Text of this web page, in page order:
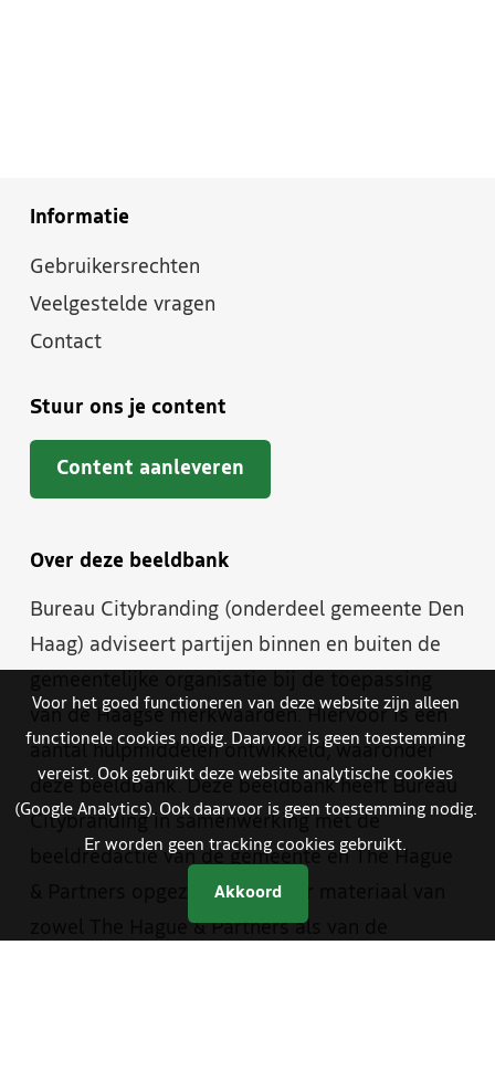
Informatie
Gebruikersrechten
Veelgestelde vragen
Contact
Stuur ons je content
Content aanleveren
Over deze beeldbank
Bureau Citybranding (onderdeel gemeente Den
Haag) adviseert partijen binnen en buiten de
van de Haagse merkwaarden. Hiervoor is een
aantal hulpmiddelen ontwikkeld, waaronder
deze beeldbank. Deze beeldbank heeft Bureau
Citybranding in samenwerking met de
beeldredactie van de gemeente en The Hague
& Partners opgezet. Je vindt er materiaal van
zowel The Hague & Partners als van de
Voor het goed functioneren van deze website zijn alleen
functionele cookies nodig. Daarvoor is geen toestemming
vereist. Ook gebruikt deze website analytische cookies
(Google Analytics). Ook daarvoor is geen toestemming nodig.
Er worden geen tracking cookies gebruikt.
Akkoord